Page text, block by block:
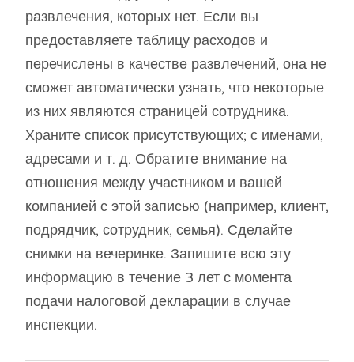
развлечения, которых нет. Если вы
предоставляете таблицу расходов и
перечислены в качестве развлечений, она не
сможет автоматически узнать, что некоторые
из них являются страницей сотрудника.
Храните список присутствующих; с именами,
адресами и т. д. Обратите внимание на
отношения между участником и вашей
компанией с этой записью (например, клиент,
подрядчик, сотрудник, семья). Сделайте
снимки на вечеринке. Запишите всю эту
информацию в течение 3 лет с момента
подачи налоговой декларации в случае
инспекции.